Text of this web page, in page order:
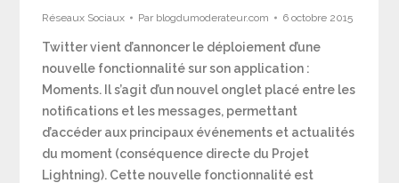
Réseaux Sociaux Par blogdumoderateur.com 6 octobre 2015
Twitter vient d’annoncer le déploiement d’une
nouvelle fonctionnalité sur son application :
Moments. Il s’agit d’un nouvel onglet placé entre les
notifications et les messages, permettant
d’accéder aux principaux événements et actualités
du moment (conséquence directe du Projet
Lightning). Cette nouvelle fonctionnalité est